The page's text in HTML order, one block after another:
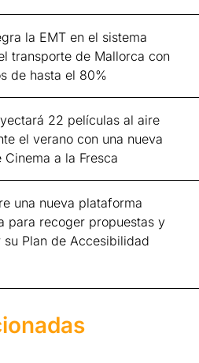
la EMT en el sistema
transporte de Mallorca con
de hasta el 80%
22 películas al aire
el verano con una nueva
a la Fresca
una nueva plataforma
para recoger propuestas y
su Plan de Accesibilidad